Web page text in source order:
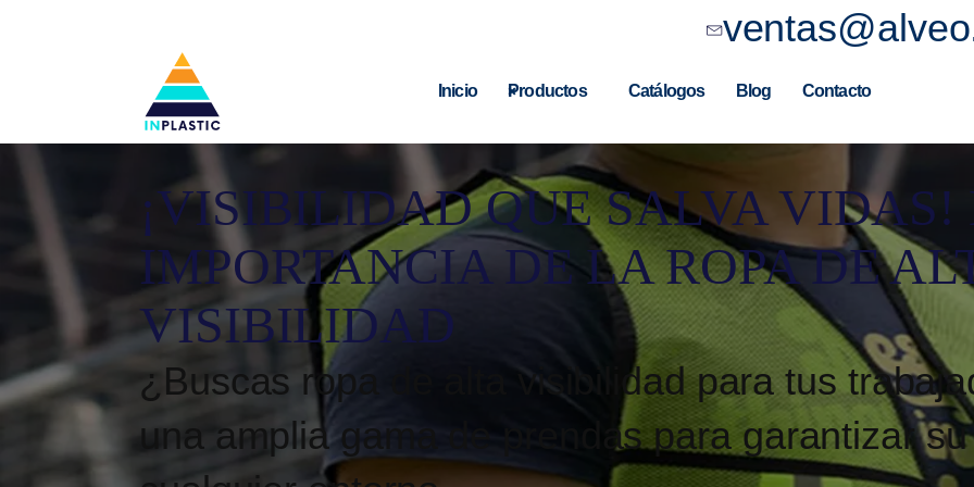
Inicio Productos Catálogos Blog Contacto
¡VISIBILIDAD QUE SALVA VIDAS!
IMPORTANCIA DE LA ROPA DE
VISIBILIDAD
¿Buscas ropa de alta visibilidad para tus
una amplia gama de prendas para garantizar